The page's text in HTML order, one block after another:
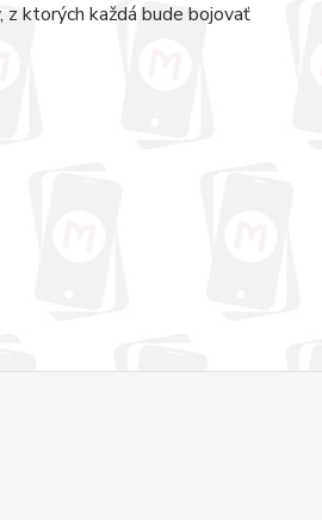
ktorých každá bude bojovať